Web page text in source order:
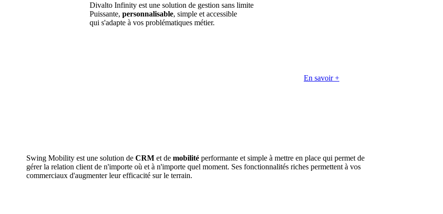
Divalto Infinity est une solution de gestion sans limite
Puissante, personnalisable, simple et accessible
qui s'adapte à vos problématiques métier.
En savoir +
Swing Mobility est une solution de CRM et de mobilité performante et simple à mettre en place qui permet de
gérer la relation client de n'importe où et à n'importe quel moment. Ses fonctionnalités riches permettent à vos
commerciaux d'augmenter leur efficacité sur le terrain.